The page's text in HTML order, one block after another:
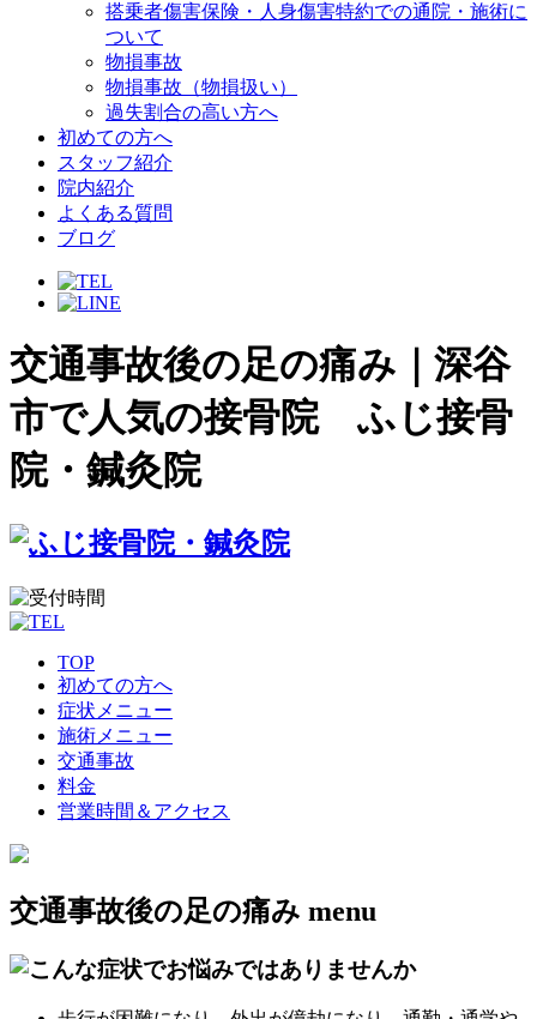
搭乗者傷害保険・人身傷害特約での通院・施術に
ついて
物損事故
物損事故（物損扱い）
過失割合の高い方へ
初めての方へ
スタッフ紹介
院内紹介
よくある質問
ブログ
交通事故後の足の痛み｜深谷
市で人気の接骨院 ふじ接骨
院・鍼灸院
TOP
初めての方へ
症状メニュー
施術メニュー
交通事故
料金
営業時間＆アクセス
交通事故後の足の痛み menu